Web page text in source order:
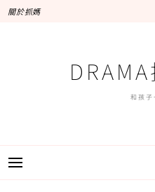
關於抓媽
和孩子